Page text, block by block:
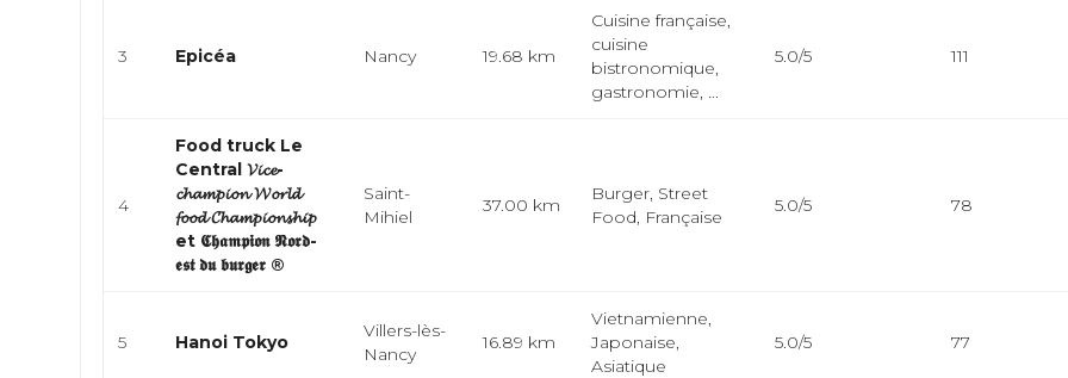
3 Epicéa Nancy 19.68 km
Cuisine française,
cuisine
bistronomique,
gastronomie, ...
5.0/5 111
4
Food truck Le
Central 𝓥𝓲𝓬𝓮-
𝓬𝓱𝓪𝓶𝓹𝓲𝓸𝓷 𝓦𝓸𝓻𝓵𝓭
𝓯𝓸𝓸𝓭 𝓒𝓱𝓪𝓶𝓹𝓲𝓸𝓷𝓼𝓱𝓲𝓹
et 𝕮𝖍𝖆𝖒𝖕𝖎𝖔𝖓 𝕹𝖔𝖗𝖉-
𝖊𝖘𝖙 𝖉𝖚 𝖇𝖚𝖗𝖌𝖊𝖗 ®
Saint-
Mihiel
37.00 km
Burger, Street
Food, Française
5.0/5 78
5 Hanoi Tokyo
Villers-lès-
Nancy
16.89 km
Vietnamienne,
Japonaise,
Asiatique
5.0/5 77